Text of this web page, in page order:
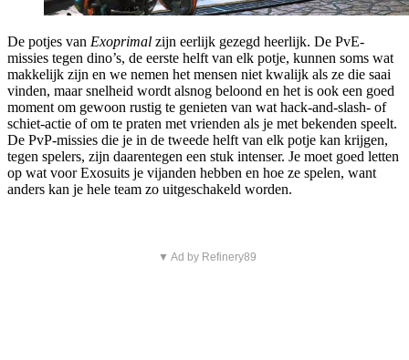
De potjes van Exoprimal zijn eerlijk gezegd heerlijk. De PvE-
missies tegen dino’s, de eerste helft van elk potje, kunnen soms wat
makkelijk zijn en we nemen het mensen niet kwalijk als ze die saai
vinden, maar snelheid wordt alsnog beloond en het is ook een goed
moment om gewoon rustig te genieten van wat hack-and-slash- of
schiet-actie of om te praten met vrienden als je met bekenden speelt.
De PvP-missies die je in de tweede helft van elk potje kan krijgen,
tegen spelers, zijn daarentegen een stuk intenser. Je moet goed letten
op wat voor Exosuits je vijanden hebben en hoe ze spelen, want
anders kan je hele team zo uitgeschakeld worden.
▼ Ad by Refinery89